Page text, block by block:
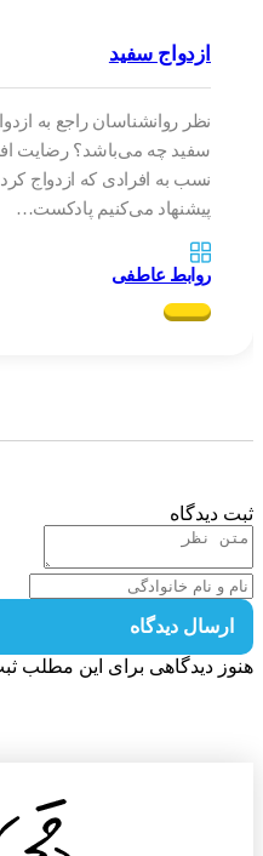
ازدواج سفید
نظر روانشناسان راجع به
سفید چه می‌باشد؟ رضایت افرادی
نسب به افرادی که ازدواج
پیشنهاد می‌کنیم پادکست…
روابط عاطفی
دیدگاه
دیدگاه
دیدگاهی برای این مطلب ثبت